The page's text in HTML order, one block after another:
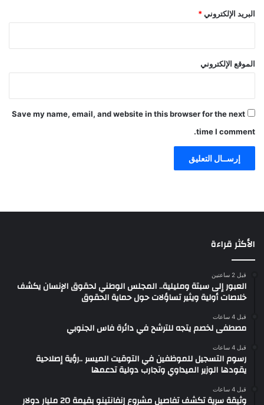
البريد الإلكتروني*
الموقع الإلكتروني
Save my name, email, and website in this browser for the next
time I comment.
الأكثر قراءة
قبل 2 ساعتين
العبور إلى سبتة ومليلية.. المجلس الوطني لحقوق الإنسان يكشف
خلاصات أولية ويثير تساؤلات حول حماية الحقوق
قبل 4 ساعات
مصطفى لخصم يتجه للترشح في دائرة فاس الجنوبي
قبل 4 ساعات
رسوم التسجيل للموظفين في التوقيت الميسر ..رؤية إصلاحية
يقودها الوزير الميداوي وتجارب دولية تدعمها
قبل 4 ساعات
وثيقة سرية تكشف تفاصيل مشروع إنفانتينو بقيمة 20 مليار دولار